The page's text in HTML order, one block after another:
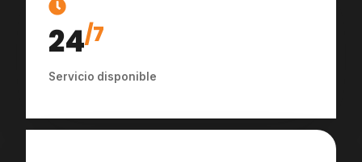
24/7
Servicio disponible